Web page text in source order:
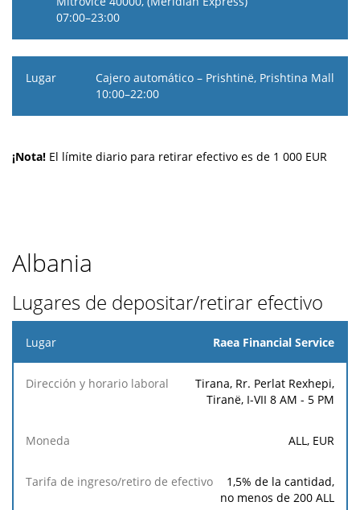
07:00–23:00
Cajero automático – Prishtinë, Prishtina Mall
10:00–22:00
¡Nota! El límite diario para retirar efectivo es de 1 000 EUR
Albania
Lugares de depositar/retirar efectivo
Lugar
Dirección
Tarifa de
ingreso/retiro
Raea Financial Service
Tirana, Rr. Perlat Rexhepi,
Tiranë, I-VII 8 AM - 5 PM
ALL, EUR
1,5% de la cantidad,
no menos de 200 ALL